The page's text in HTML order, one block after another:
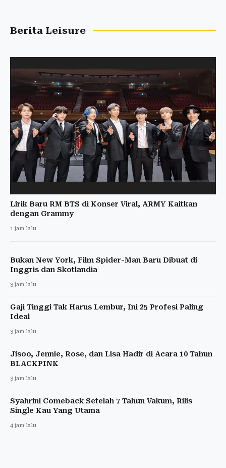
Berita Leisure
Lirik Baru RM BTS di Konser Viral, ARMY Kaitkan
dengan Grammy
1 jam lalu
Bukan New York, Film Spider-Man Baru Dibuat di
Inggris dan Skotlandia
3 jam lalu
Gaji Tinggi Tak Harus Lembur, Ini 25 Profesi Paling
Ideal
3 jam lalu
Jisoo, Jennie, Rose, dan Lisa Hadir di Acara 10 Tahun
BLACKPINK
3 jam lalu
Syahrini Comeback Setelah 7 Tahun Vakum, Rilis
Single Kau Yang Utama
4 jam lalu